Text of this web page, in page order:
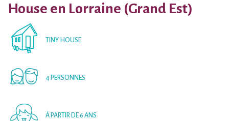
House en Lorraine (Grand Est)
TINY HOUSE
4 PERSONNES
À PARTIR DE 6 ANS